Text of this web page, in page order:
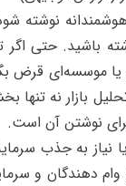
نوشته
باشید. حتی
یا موسسه‌ای قرض
بازار نه
نوشتن آن است.
نیاز به جذب
وام دهندگان و